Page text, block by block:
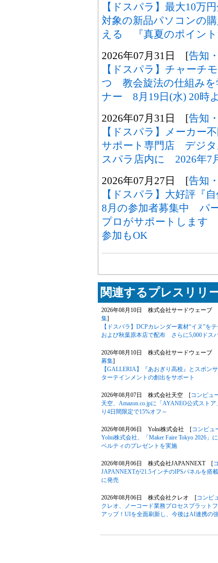
【ドスパラ】最大10
対象の新品パソコンの
える 『真夏のポイント
2026年07月31日 [告知
【ドスパラ】チャーチ
つ 教会旋法の仕組みを
ナー 8月19日(水) 20時
2026年07月31日 [告知
【ドスパラ】メーカー
サポート専門店 デジ
スパラ店内に 2026年7
2026年07月27日 [告知
【ドスパラ】大好評『
8月の参加者募集中 パ
プロがサポートします
参加もOK
関連するプレスリリ
2026年08月10日 株式会社サードウェー
集]
【ドスパラ】DCPカレンダー素材“イヌ”
および秋葉原本店で配布 さらに5,000ドス
2026年08月10日 株式会社サードウェー
募集]
【GALLERIA】『あおぎり高校』とスポ
ターテインメントの創出をサポート
2026年08月07日 株式会社天空 [コンピュ
天空、Amazon.co.jpに「AYANEO公式スト
り4日間限定で15%オフ～
2026年08月06日 Yolni株式会社 [コンピュ
Yolni株式会社、「Maker Faire Tokyo 2026
ベルティのプレゼントを実施
2026年08月06日 株式会社JAPANNEXT [
JAPANNEXTが21.5インチのIPSパネルを搭
に発売
2026年08月06日 株式会社クレオ [コンピ
クレオ、ノーコード業務プロセスプラット
アップ！UIを全面刷新し、今後はAI連携の